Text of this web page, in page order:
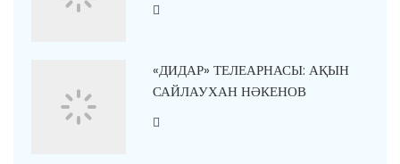
«ДИДАР» ТЕЛЕАРНАСЫ: АҚЫН
САЙЛАУХАН НӘКЕНОВ